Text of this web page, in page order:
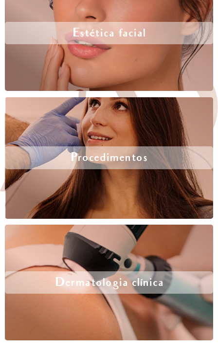
Estética facial
Procedimentos
Dermatologia clínica